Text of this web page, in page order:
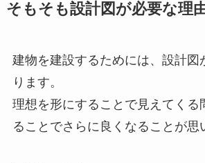
そもそも設計図が必要な理
建物を建設するためには、設計図
ります。
理想を形にすることで見えてくる
ることでさらに良くなることが思